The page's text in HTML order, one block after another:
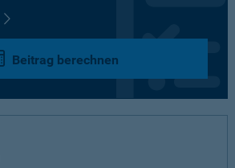
Beitrag berechnen